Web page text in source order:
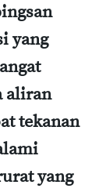
yang
aliran
tekanan
yang